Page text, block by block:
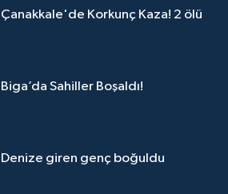
Çanakkale'de Korkunç Kaza! 2 ölü
Biga’da Sahiller Boşaldı!
Denize giren genç boğuldu